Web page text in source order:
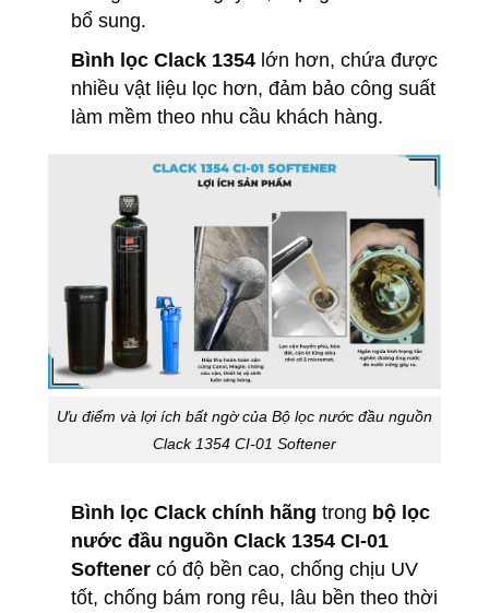
bổ sung.
Bình lọc Clack 1354 lớn hơn, chứa được
nhiều vật liệu lọc hơn, đảm bảo công suất
làm mềm theo nhu cầu khách hàng.
Ưu điểm và lợi ích bất ngờ của Bộ lọc nước đầu nguồn
Clack 1354 CI-01 Softener
Bình lọc Clack chính hãngtrong bộ lọc
nước đầu nguồn Clack 1354 CI-01
Softener có độ bền cao, chống chịu UV
tốt, chống bám rong rêu, lâu bền theo thời